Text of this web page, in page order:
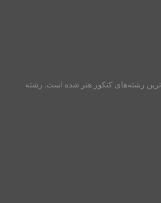
رشته‌های کنکور هنر شده است. رشته